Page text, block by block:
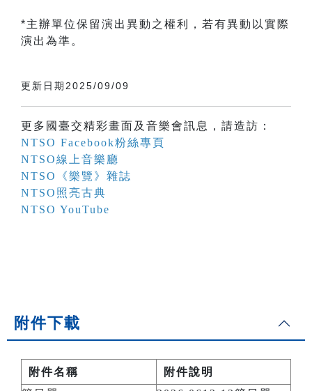
*主辦單位保留演出異動之權利，若有異動以實際
演出為準。
更新日期2025/09/09
更多國臺交精彩畫面及音樂會訊息，請造訪：
NTSO Facebook粉絲專頁
NTSO線上音樂廳
NTSO《樂覽》雜誌
NTSO照亮古典
NTSO YouTube
附件下載
附件名稱
附件說明